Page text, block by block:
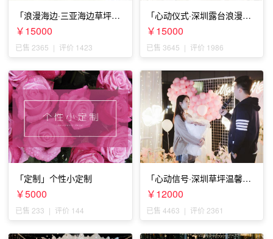
「浪漫海边·三亚海边草坪浪
漫求婚」
￥15000
已售 2365 | 评价 1423
「心动仪式·深圳露台浪漫求
婚」
￥15000
已售 3645 | 评价 1986
「定制」个性小定制
￥5000
已售 233 | 评价 144
「心动信号·深圳草坪温馨求
婚」
￥12000
已售 4463 | 评价 2361